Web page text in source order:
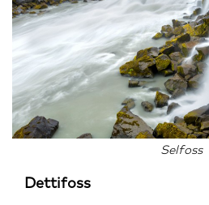
Selfoss
Dettifoss